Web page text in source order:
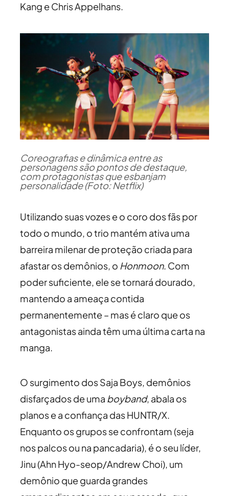
Kang e Chris Appelhans.
Coreografias e dinâmica entre as
personagens são pontos de destaque,
com protagonistas que esbanjam
personalidade (Foto: Netflix)
Utilizando suas vozes e o coro dos fãs por
todo o mundo, o trio mantém ativa uma
barreira milenar de proteção criada para
afastar os demônios, o Honmoon. Com
poder suficiente, ele se tornará dourado,
mantendo a ameaça contida
permanentemente – mas é claro que os
antagonistas ainda têm uma última carta na
manga.
O surgimento dos Saja Boys, demônios
disfarçados de uma boyband, abala os
planos e a confiança das HUNTR/X.
Enquanto os grupos se confrontam (seja
nos palcos ou na pancadaria), é o seu líder,
Jinu (Ahn Hyo-seop/Andrew Choi), um
demônio que guarda grandes